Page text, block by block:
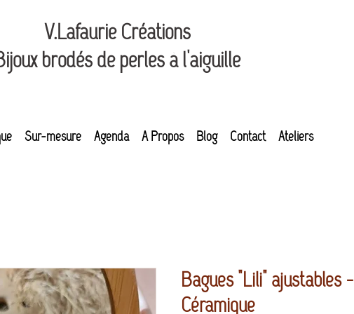
V.Lafaurie Créations
brodés de perles à l'aiguille
Sur-mesure Agenda A Propos Blog Contact Ateliers
Bagues "Lili" ajustables -
Céramique